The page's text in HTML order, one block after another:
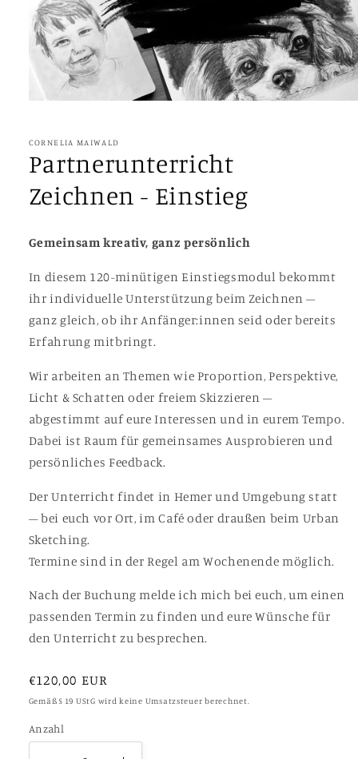
Modal
CORNELIA MAIWALD
Partnerunterricht
Zeichnen - Einstieg
Gemeinsam kreativ, ganz persönlich
In diesem 120-minütigen Einstiegsmodul bekommt
ihr individuelle Unterstützung beim Zeichnen –
ganz gleich, ob ihr Anfänger:innen seid oder bereits
Erfahrung mitbringt.
Wir arbeiten an Themen wie Proportion, Perspektive,
Licht & Schatten oder freiem Skizzieren –
abgestimmt auf eure Interessen und in eurem Tempo.
Dabei ist Raum für gemeinsames Ausprobieren und
persönliches Feedback.
Der Unterricht findet in Hemer und Umgebung statt
– bei euch vor Ort, im Café oder draußen beim Urban
Sketching.
Termine sind in der Regel am Wochenende möglich.
Nach der Buchung melde ich mich bei euch, um einen
passenden Termin zu finden und eure Wünsche für
den Unterricht zu besprechen.
Normaler
Preis
€120,00 EUR
Gemäß § 19 UStG wird keine Umsatzsteuer berechnet.
Anzahl